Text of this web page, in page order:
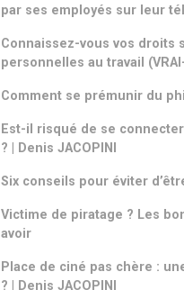
par ses employés sur leur
Connaissez-vous vos droits
personnelles au travail
Comment se prémunir du
Est-il risqué de se
? | Denis JACOPINI
Six conseils pour éviter
Victime de piratage ? Les
avoir
Place de ciné pas chère :
? | Denis JACOPINI